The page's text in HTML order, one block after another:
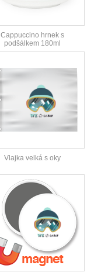
Cappuccino hrnek s
podšálkem 180ml
Vlajka velká s oky